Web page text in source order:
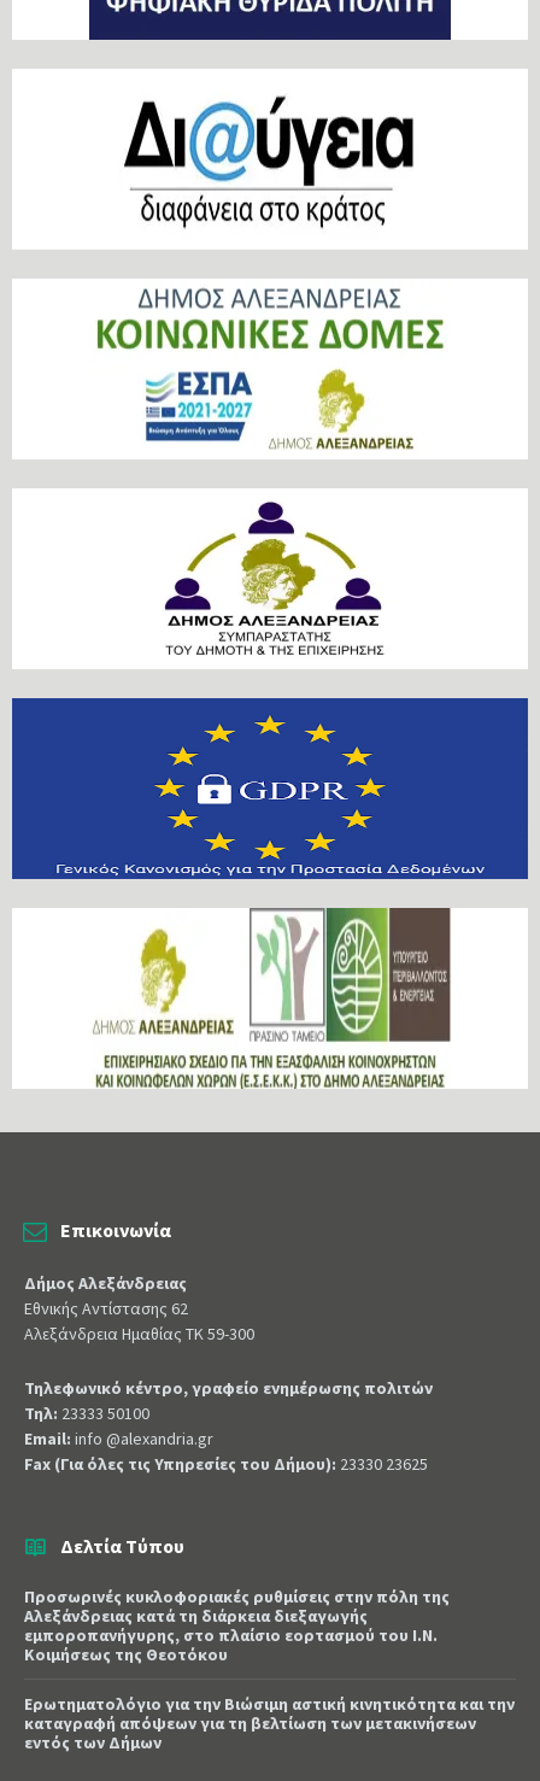
Επικοινωνία
Δήμος Αλεξάνδρειας
Εθνικής Αντίστασης 62
Αλεξάνδρεια Ημαθίας ΤΚ 59-300
Τηλεφωνικό κέντρο, γραφείο ενημέρωσης πολιτών
Τηλ: 23333 50100
Email: info @alexandria.gr
Fax (Για όλες τις Υπηρεσίες του Δήμου): 23330 23625
Δελτία Τύπου
Προσωρινές κυκλοφοριακές ρυθμίσεις στην πόλη της
Αλεξάνδρειας κατά τη διάρκεια διεξαγωγής
εμποροπανήγυρης, στο πλαίσιο εορτασμού του Ι.Ν.
Κοιμήσεως της Θεοτόκου
Ερωτηματολόγιο για την Βιώσιμη αστική κινητικότητα και την
καταγραφή απόψεων για τη βελτίωση των μετακινήσεων
εντός των Δήμων